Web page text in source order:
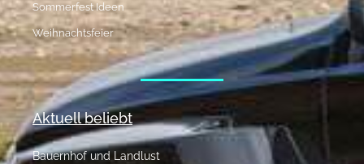
Sommerfest Ideen
Weihnachtsfeier
Aktuell beliebt
Bauernhof und Landlust